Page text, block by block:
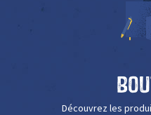
Découvrez les